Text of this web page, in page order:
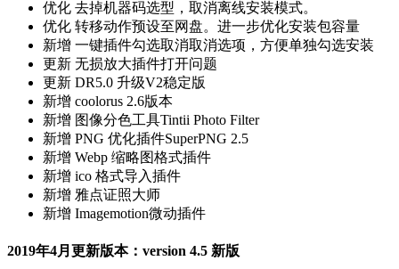
优化 去掉机器码选型，取消离线安装模式。
优化 转移动作预设至网盘。进一步优化安装包容量
新增 一键插件勾选取消取消选项，方便单独勾选安装
更新 无损放大插件打开问题
更新 DR5.0 升级V2稳定版
新增 coolorus 2.6版本
新增 图像分色工具Tintii Photo Filter
新增 PNG 优化插件SuperPNG 2.5
新增 Webp 缩略图格式插件
新增 ico 格式导入插件
新增 雅点证照大师
新增 Imagemotion微动插件
2019年4月更新版本：version 4.5 新版